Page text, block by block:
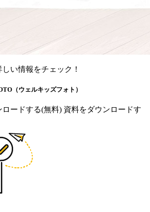
い情報をチェック！
（ウェルキッズフォト）
ロードする(無料) 資料をダウンロードす